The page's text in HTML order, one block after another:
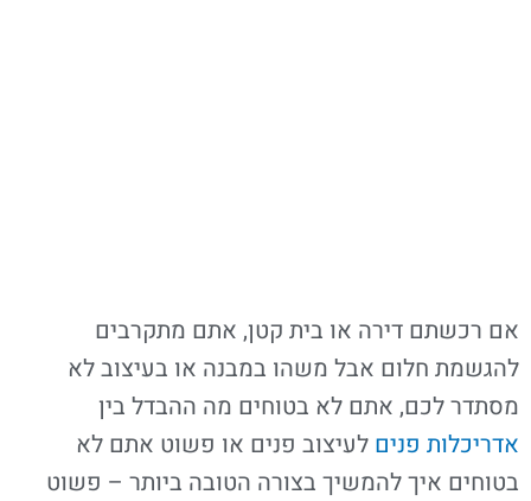
אם רכשתם דירה או בית קטן, אתם מתקרבים
להגשמת חלום אבל משהו במבנה או בעיצוב לא
מסתדר לכם, אתם לא בטוחים מה ההבדל בין
אדריכלות פנים לעיצוב פנים או פשוט אתם לא
בטוחים איך להמשיך בצורה הטובה ביותר – פשוט